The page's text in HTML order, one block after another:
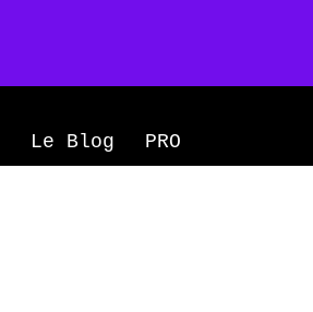
Le Blog PRO